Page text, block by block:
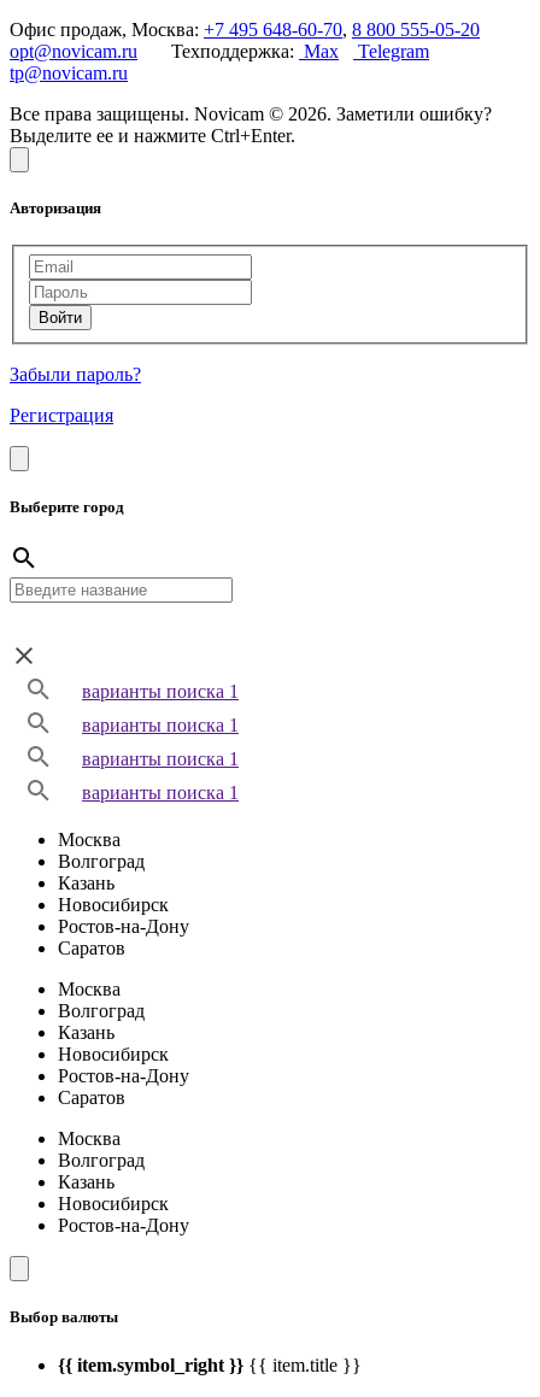
Офис продаж, Москва: +7 495 648-60-70, 8 800 555-05-20
opt@novicam.ru Техподдержка: Max
Telegram
tp@novicam.ru
Все права защищены. Novicam © 2026. Заметили ошибку?
Выделите ее и нажмите Ctrl+Enter.
Авторизация
Забыли пароль?
Регистрация
Выберите город
варианты поиска 1
варианты поиска 1
варианты поиска 1
варианты поиска 1
Москва
Волгоград
Казань
Новосибирск
Ростов-на-Дону
Саратов
Москва
Волгоград
Казань
Новосибирск
Ростов-на-Дону
Саратов
Москва
Волгоград
Казань
Новосибирск
Ростов-на-Дону
Выбор валюты
{{ item.symbol_right }} {{ item.title }}